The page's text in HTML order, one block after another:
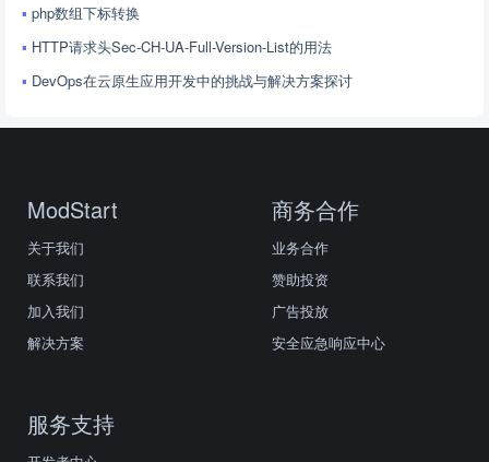
php数组下标转换
HTTP请求头Sec-CH-UA-Full-Version-List的用法
DevOps在云原生应用开发中的挑战与解决方案探讨
ModStart
关于我们
联系我们
加入我们
解决方案
商务合作
业务合作
赞助投资
广告投放
安全应急响应中心
服务支持